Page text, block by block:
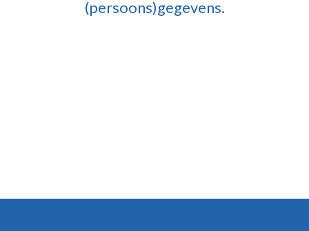
(persoons)gegevens.